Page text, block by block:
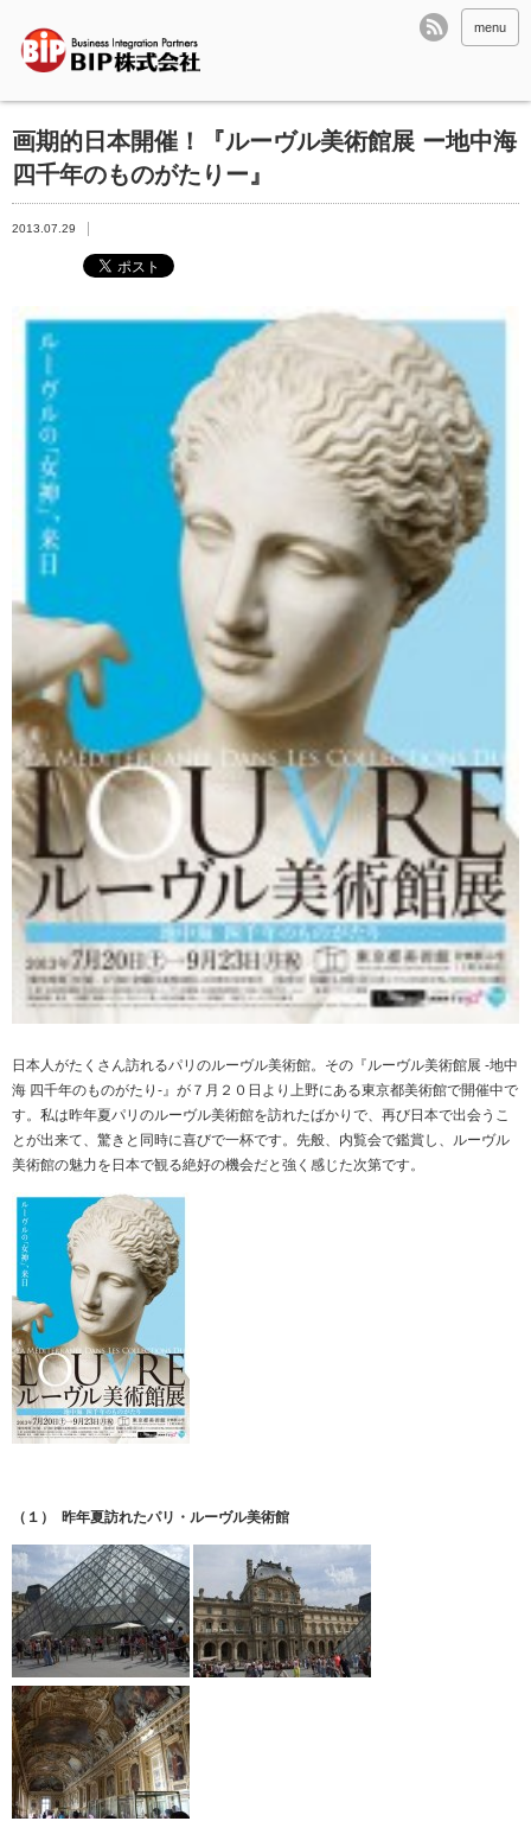
menu
画期的日本開催！『ルーヴル美術館展 ー地中海
四千年のものがたりー』
2013.07.29
日本人がたくさん訪れるパリのルーヴル美術館。その『ルーヴル美術館展 -地中
海 四千年のものがたり-』が７月２０日より上野にある東京都美術館で開催中で
す。私は昨年夏パリのルーヴル美術館を訪れたばかりで、再び日本で出会うこ
とが出来て、驚きと同時に喜びで一杯です。先般、内覧会で鑑賞し、ルーヴル
美術館の魅力を日本で観る絶好の機会だと強く感じた次第です。
（１） 昨年夏訪れたパリ・ルーヴル美術館